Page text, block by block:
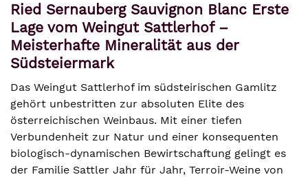
Ried Sernauberg Sauvignon Blanc Erste
Lage vom Weingut Sattlerhof –
Meisterhafte Mineralität aus der
Südsteiermark
Das Weingut Sattlerhof im südsteirischen Gamlitz
gehört unbestritten zur absoluten Elite des
österreichischen Weinbaus. Mit einer tiefen
Verbundenheit zur Natur und einer konsequenten
biologisch-dynamischen Bewirtschaftung gelingt es
der Familie Sattler Jahr für Jahr, Terroir-Weine von